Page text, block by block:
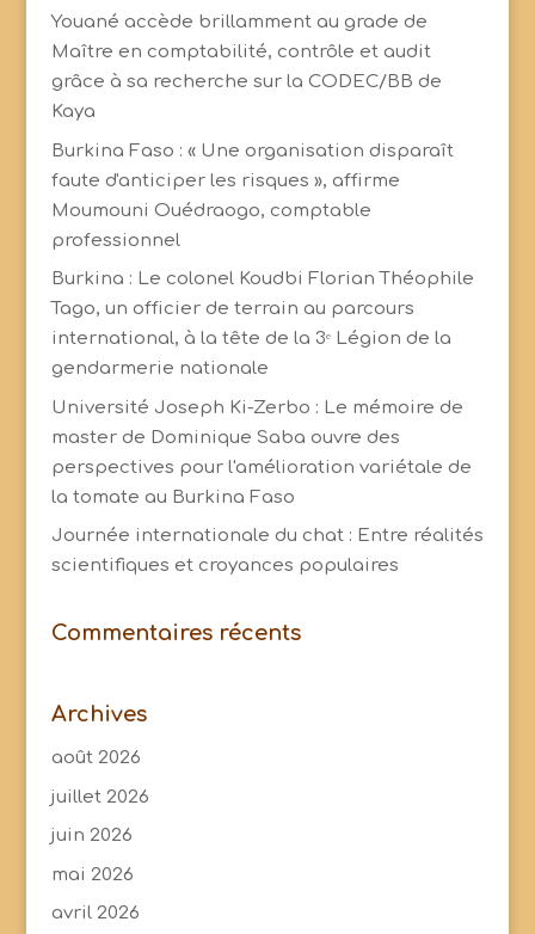
Youané accède brillamment au grade de
Maître en comptabilité, contrôle et audit
grâce à sa recherche sur la CODEC/BB de
Kaya
Burkina Faso : « Une organisation disparaît
faute d'anticiper les risques », affirme
Moumouni Ouédraogo, comptable
professionnel
Burkina : Le colonel Koudbi Florian Théophile
Tago, un officier de terrain au parcours
international, à la tête de la 3ᵉ Légion de la
gendarmerie nationale
Université Joseph Ki-Zerbo : Le mémoire de
master de Dominique Saba ouvre des
perspectives pour l'amélioration variétale de
la tomate au Burkina Faso
Journée internationale du chat : Entre réalités
scientifiques et croyances populaires
Commentaires récents
Archives
août 2026
juillet 2026
juin 2026
mai 2026
avril 2026